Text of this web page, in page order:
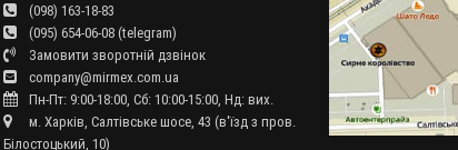
(098) 163-18-83
(095) 654-06-08 (telegram)
Замовити зворотній дзвінок
company@mirmex.com.ua
Пн-Пт: 9:00-18:00, Сб: 10:00-15:00, Нд: вих.
м. Харків, Салтівське шосе, 43 (в'їзд з пров.
Білостоцький, 10)